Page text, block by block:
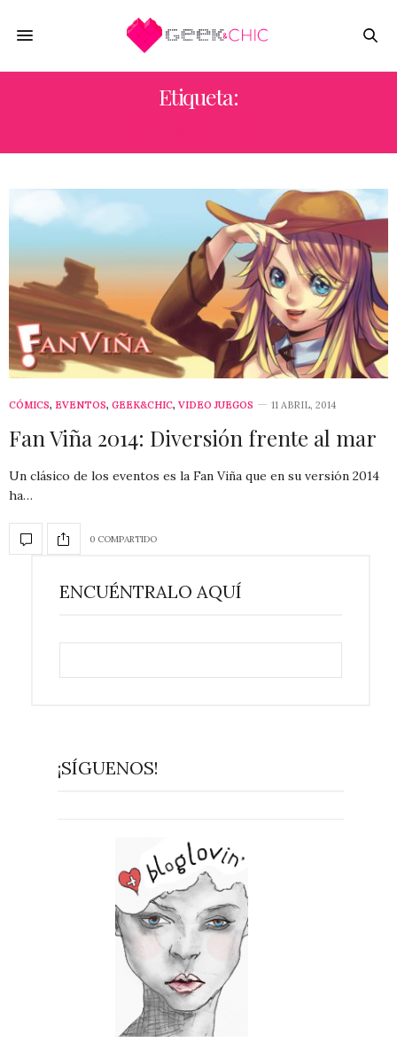
Etiqueta:
CÓMICS, EVENTOS, GEEK&CHIC, VIDEO JUEGOS 11 ABRIL, 2014
Fan Viña 2014: Diversión frente al mar
Un clásico de los eventos es la Fan Viña que en su versión 2014
ha…
0 COMPARTIDO
ENCUÉNTRALO AQUÍ
¡SÍGUENOS!